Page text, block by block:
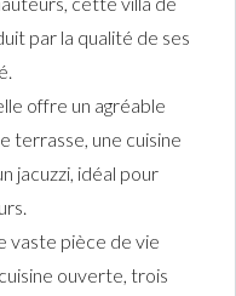
par la qualité de ses
offre un agréable
terrasse, une cuisine
jacuzzi, idéal pour
vaste pièce de vie
ouverte, trois